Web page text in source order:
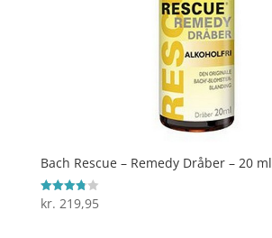
Bach Rescue – Remedy Dråber – 20 ml
Vurderet
3.8
kr. 219,95